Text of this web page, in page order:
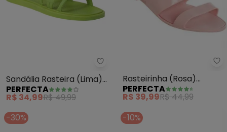
Perfecta - Sandália Rasteira
Sandália Rasteira (Lima)
em Full Plastic
PERFECTA
R$ 34,99R$ 49,99
Rasteirinha (Rosa)
Modelo Full Plastic
PERFECTA
R$ 39,99R$ 44,99
-30%
-10%